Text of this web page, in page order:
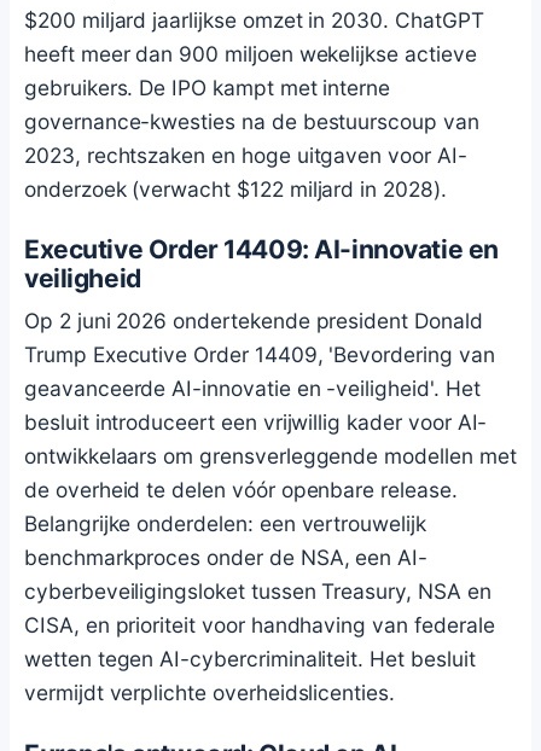
$200 miljard jaarlijkse omzet in 2030. ChatGPT
heeft meer dan 900 miljoen wekelijkse actieve
gebruikers. De IPO kampt met interne
governance-kwesties na de bestuurscoup van
2023, rechtszaken en hoge uitgaven voor AI-
onderzoek (verwacht $122 miljard in 2028).
Executive Order 14409: AI-innovatie en
veiligheid
Op 2 juni 2026 ondertekende president Donald
Trump Executive Order 14409, 'Bevordering van
geavanceerde AI-innovatie en -veiligheid'. Het
besluit introduceert een vrijwillig kader voor AI-
ontwikkelaars om grensverleggende modellen met
de overheid te delen vóór openbare release.
Belangrijke onderdelen: een vertrouwelijk
benchmarkproces onder de NSA, een AI-
cyberbeveiligingsloket tussen Treasury, NSA en
CISA, en prioriteit voor handhaving van federale
wetten tegen AI-cybercriminaliteit. Het besluit
vermijdt verplichte overheidslicenties.